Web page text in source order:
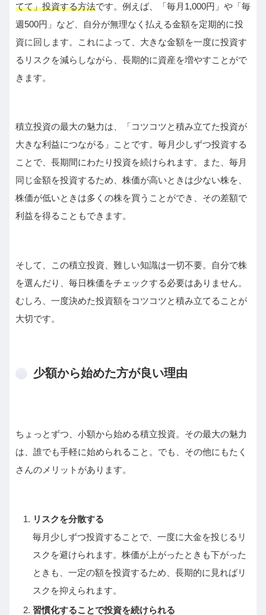
てて」投資する方法です。例えば、「毎月1,000円」や「毎
週500円」など、自分が無理なく払える金額を定期的に投
資に回します。これによって、大きな金額を一度に投資す
るリスクを減らしながら、長期的に資産を増やすことがで
きます。
積立投資の最大の魅力は、「コツコツと積み立てた投資が
大きな利益につながる」ことです。毎月少しずつ投資する
ことで、長期間にわたり投資を続けられます。また、毎月
同じ金額を投資するため、株価が高いときは少ない株を、
株価が低いときは多くの株を買うことができ、その差額で
利益を得ることもできます。
そして、この積立投資、難しい知識は一切不要。自分で株
を選んだり、毎日株価をチェックする必要はありません。
むしろ、一度決めた投資額をコツコツと積み立てることが
大切です。
少額から始めた方が良い理由
ちょっとずつ、小額から始める積立投資。その最大の魅力
は、誰でも手軽に始められること。でも、その他にもたく
さんのメリットがあります。
リスクを分散する
毎月少しずつ投資することで、一度に大金を投じるリ
スクを避けられます。株価が上がったときも下がった
ときも、一定の額を投資するため、長期的に見ればリ
スクを抑えられます。
習慣化することで投資を続けられる